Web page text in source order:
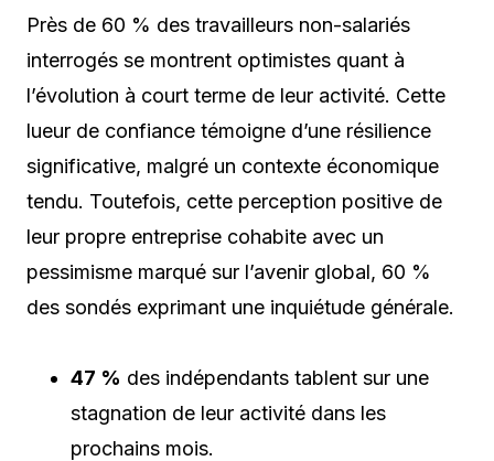
Près de 60 % des travailleurs non-salariés
interrogés se montrent optimistes quant à
l’évolution à court terme de leur activité. Cette
lueur de confiance témoigne d’une résilience
significative, malgré un contexte économique
tendu. Toutefois, cette perception positive de
leur propre entreprise cohabite avec un
pessimisme marqué sur l’avenir global, 60 %
des sondés exprimant une inquiétude générale.
47 % des indépendants tablent sur une
stagnation de leur activité dans les
prochains mois.